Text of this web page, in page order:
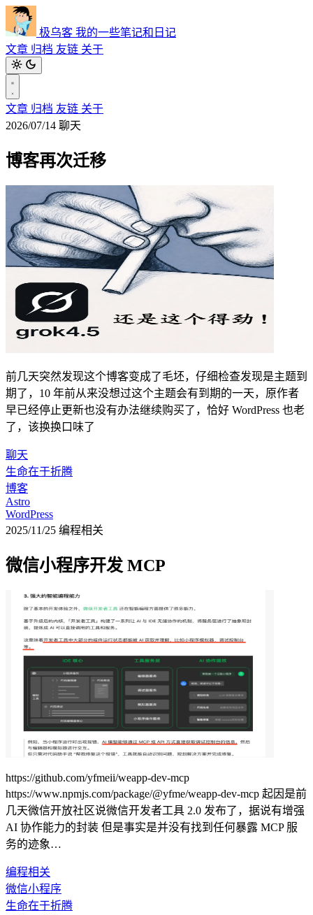
极乌客 我的一些笔记和日记
文章 归档 友链 关于
文章 归档 友链 关于
2026/07/14 聊天
博客再次迁移
前几天突然发现这个博客变成了毛坯，仔细检查发现是主题到
期了，10 年前从来没想过这个主题会有到期的一天，原作者
早已经停止更新也没有办法继续购买了，恰好 WordPress 也老
了，该换换口味了
聊天
生命在于折腾
博客
Astro
WordPress
2025/11/25 编程相关
微信小程序开发 MCP
https://github.com/yfmeii/weapp-dev-mcp
https://www.npmjs.com/package/@yfme/weapp-dev-mcp 起因是前
几天微信开放社区说微信开发者工具 2.0 发布了，据说有增强
AI 协作能力的封装 但是事实是并没有找到任何暴露 MCP 服
务的迹象…
编程相关
微信小程序
生命在于折腾